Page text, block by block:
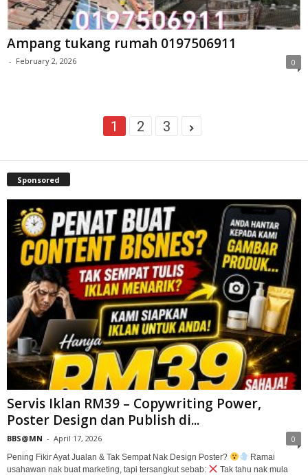
Ampang tukang rumah 0197506911
- February 2, 2026 0
1 2 3
Sponsored
Servis Iklan RM39 – Copywriting Power,
Poster Design dan Publish di...
BBS@MN - April 17, 2026 0
Pening Fikir Ayat Jualan & Tak Sempat Nak Design Poster?
Ramai
usahawan nak buat marketing, tapi tersangkut sebab:
Tak tahu nak mula